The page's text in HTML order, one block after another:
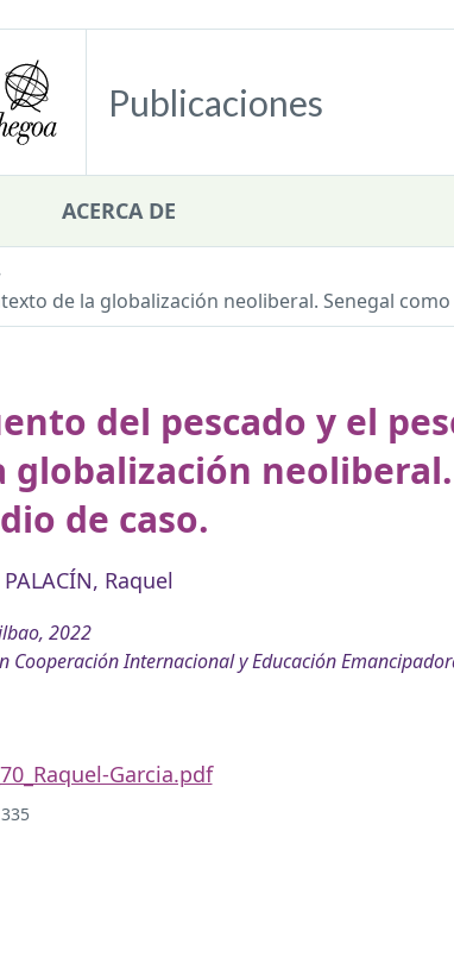
Publicaciones
ACERCA DE
de la globalización neoliberal. Senegal como
del pescado y el
globalización
de caso.
PALACÍN, Raquel
2022
Cooperación Internacional y Educación
Garcia.pdf
335